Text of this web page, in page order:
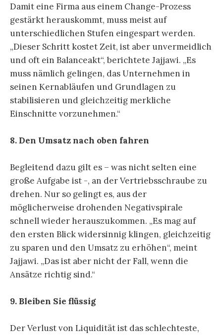
Damit eine Firma aus einem Change-Prozess
gestärkt herauskommt, muss meist auf
unterschiedlichen Stufen eingespart werden.
„Dieser Schritt kostet Zeit, ist aber unvermeidlich
und oft ein Balanceakt“, berichtete Jajjawi. „Es
muss nämlich gelingen, das Unternehmen in
seinen Kernabläufen und Grundlagen zu
stabilisieren und gleichzeitig merkliche
Einschnitte vorzunehmen.“
8. Den Umsatz nach oben fahren
Begleitend dazu gilt es – was nicht selten eine
große Aufgabe ist -, an der Vertriebsschraube zu
drehen. Nur so gelingt es, aus der
möglicherweise drohenden Negativspirale
schnell wieder herauszukommen. „Es mag auf
den ersten Blick widersinnig klingen, gleichzeitig
zu sparen und den Umsatz zu erhöhen“, meint
Jajjawi. „Das ist aber nicht der Fall, wenn die
Ansätze richtig sind.“
9. Bleiben Sie flüssig
Der Verlust von Liquidität ist das schlechteste,